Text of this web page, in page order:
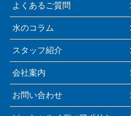
よくあるご質問
水のコラム
スタッフ紹介
会社案内
お問い合わせ